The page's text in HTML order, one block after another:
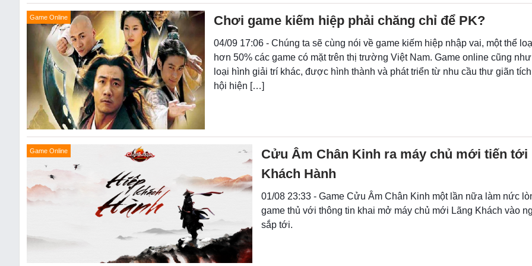
Game Online Chơi game kiếm hiệp phải chăng chỉ để PK?
04/09 17:06 - Chúng ta sẽ cùng nói về game kiếm hiệp nhập vai, một thể
hơn 50% các game có mặt trên thị trường Việt Nam. Game online cũng
loại hình giải trí khác, được hình thành và phát triển từ nhu cầu thư giãn
hội hiện […]
Game Online
Cửu Âm Chân Kinh ra máy chủ mới tiến tới
Khách Hành
01/08 23:33 - Game Cửu Âm Chân Kinh một lần nữa làm nức
game thủ với thông tin khai mở máy chủ mới Lãng Khách vào
sắp tới.